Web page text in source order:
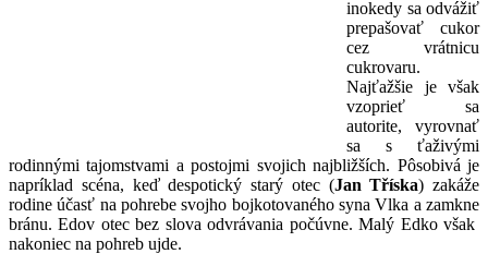
inokedy sa odvážiť
prepašovať cukor
cez vrátnicu
cukrovaru.
Najťažšie je však
vzoprieť sa
autorite, vyrovnať
sa s ťaživými
rodinnými tajomstvami a postojmi svojich najbližších. Pôsobivá je
napríklad scéna, keď despotický starý otec (Jan Tříska) zakáže
rodine účasť na pohrebe svojho bojkotovaného syna Vlka a zamkne
bránu. Edov otec bez slova odvrávania počúvne. Malý Edko však
nakoniec na pohreb ujde.